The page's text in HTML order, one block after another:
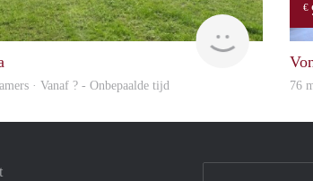
rent
· Vanaf ? - Onbepaalde tijd
€
76